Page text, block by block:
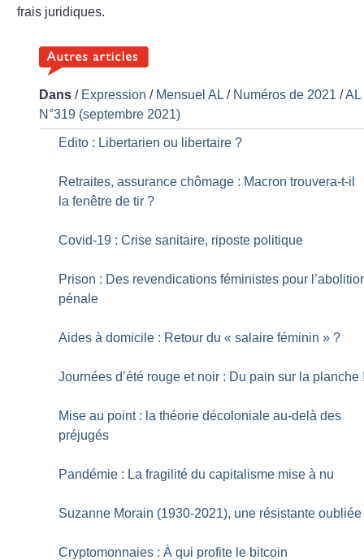
frais juridiques.
Dans / Expression / Mensuel AL / Numéros de 2021 /AL
N°319 (septembre 2021)
Edito : Libertarien ou libertaire ?
Retraites, assurance chômage : Macron trouvera-t-il
la fenêtre de tir ?
Covid-19 : Crise sanitaire, riposte politique
Prison : Des revendications féministes pour
pénale
Aides à domicile : Retour du « salaire féminin » ?
Journées d’été rouge et noir : Du pain sur la planche
Mise au point : la théorie décoloniale au-delà des
préjugés
Pandémie : La fragilité du capitalisme mise à nu
Suzanne Morain (1930-2021), une résistante oubliée
Cryptomonnaies : À qui profite le bitcoin